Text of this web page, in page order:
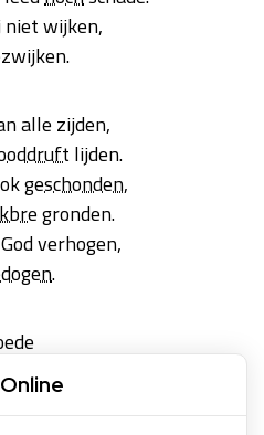
niet wijken,
alle zijden,
lijden.
geschonden,
gronden.
verhogen,
.
gram te moede
verteren;